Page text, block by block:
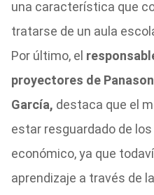
una característica que
tratarse de un aula
Por último, el
proyectores de
García, destaca que el
estar resguardado de
económico, ya que
aprendizaje a través de